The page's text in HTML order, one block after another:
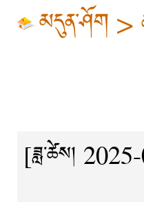
མདུན་ཤོག >
[ཟླ་ཚེས།